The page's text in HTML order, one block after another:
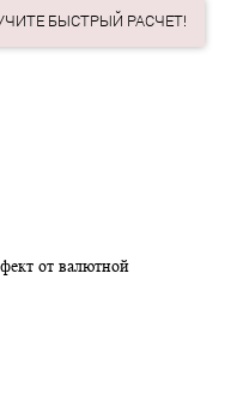
меньше, чем за
а также эффект от